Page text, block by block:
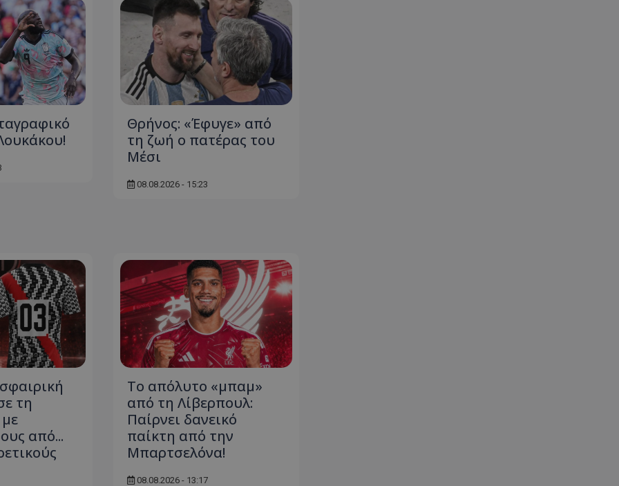
Θρήνος: «Έφυγε» από
τη ζωή ο πατέρας του
Μέσι
08.08.2026 - 15:23
τη
από...
Το απόλυτο «μπαμ»
από τη Λίβερπουλ:
Παίρνει δανεικό
παίκτη από την
Μπαρτσελόνα!
08.08.2026 - 13:17